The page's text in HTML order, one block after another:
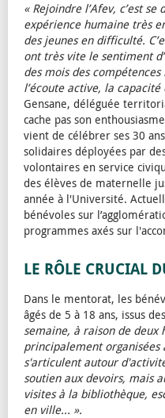
« Rejoindre l’Afev, c’est
expérience humaine très
des jeunes en difficulté.
ont très vite le sentiment
des mois des
l’écoute active, la capacité
Gensane, déléguée
cache pas son
vient de célébrer ses 30
solidaires déployées par
volontaires en service
des élèves de maternelle
année à l'Université.
bénévoles sur
programmes axés sur
LE RÔLE CRUCIAL
Dans le mentorat, les
âgés de 5 à 18 ans, issus
semaine, à raison de deux
principalement
s'articulent autour
soutien aux devoirs, mais
visites à la bibliothèque,
en ville... ».